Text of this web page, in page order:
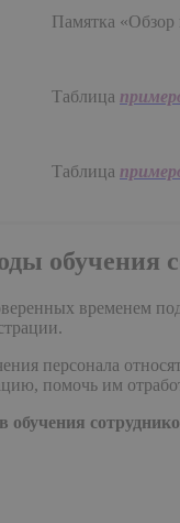
Памятка «Обзор
Таблица
Таблица
обучения
временем
персонала
помочь им
обучения